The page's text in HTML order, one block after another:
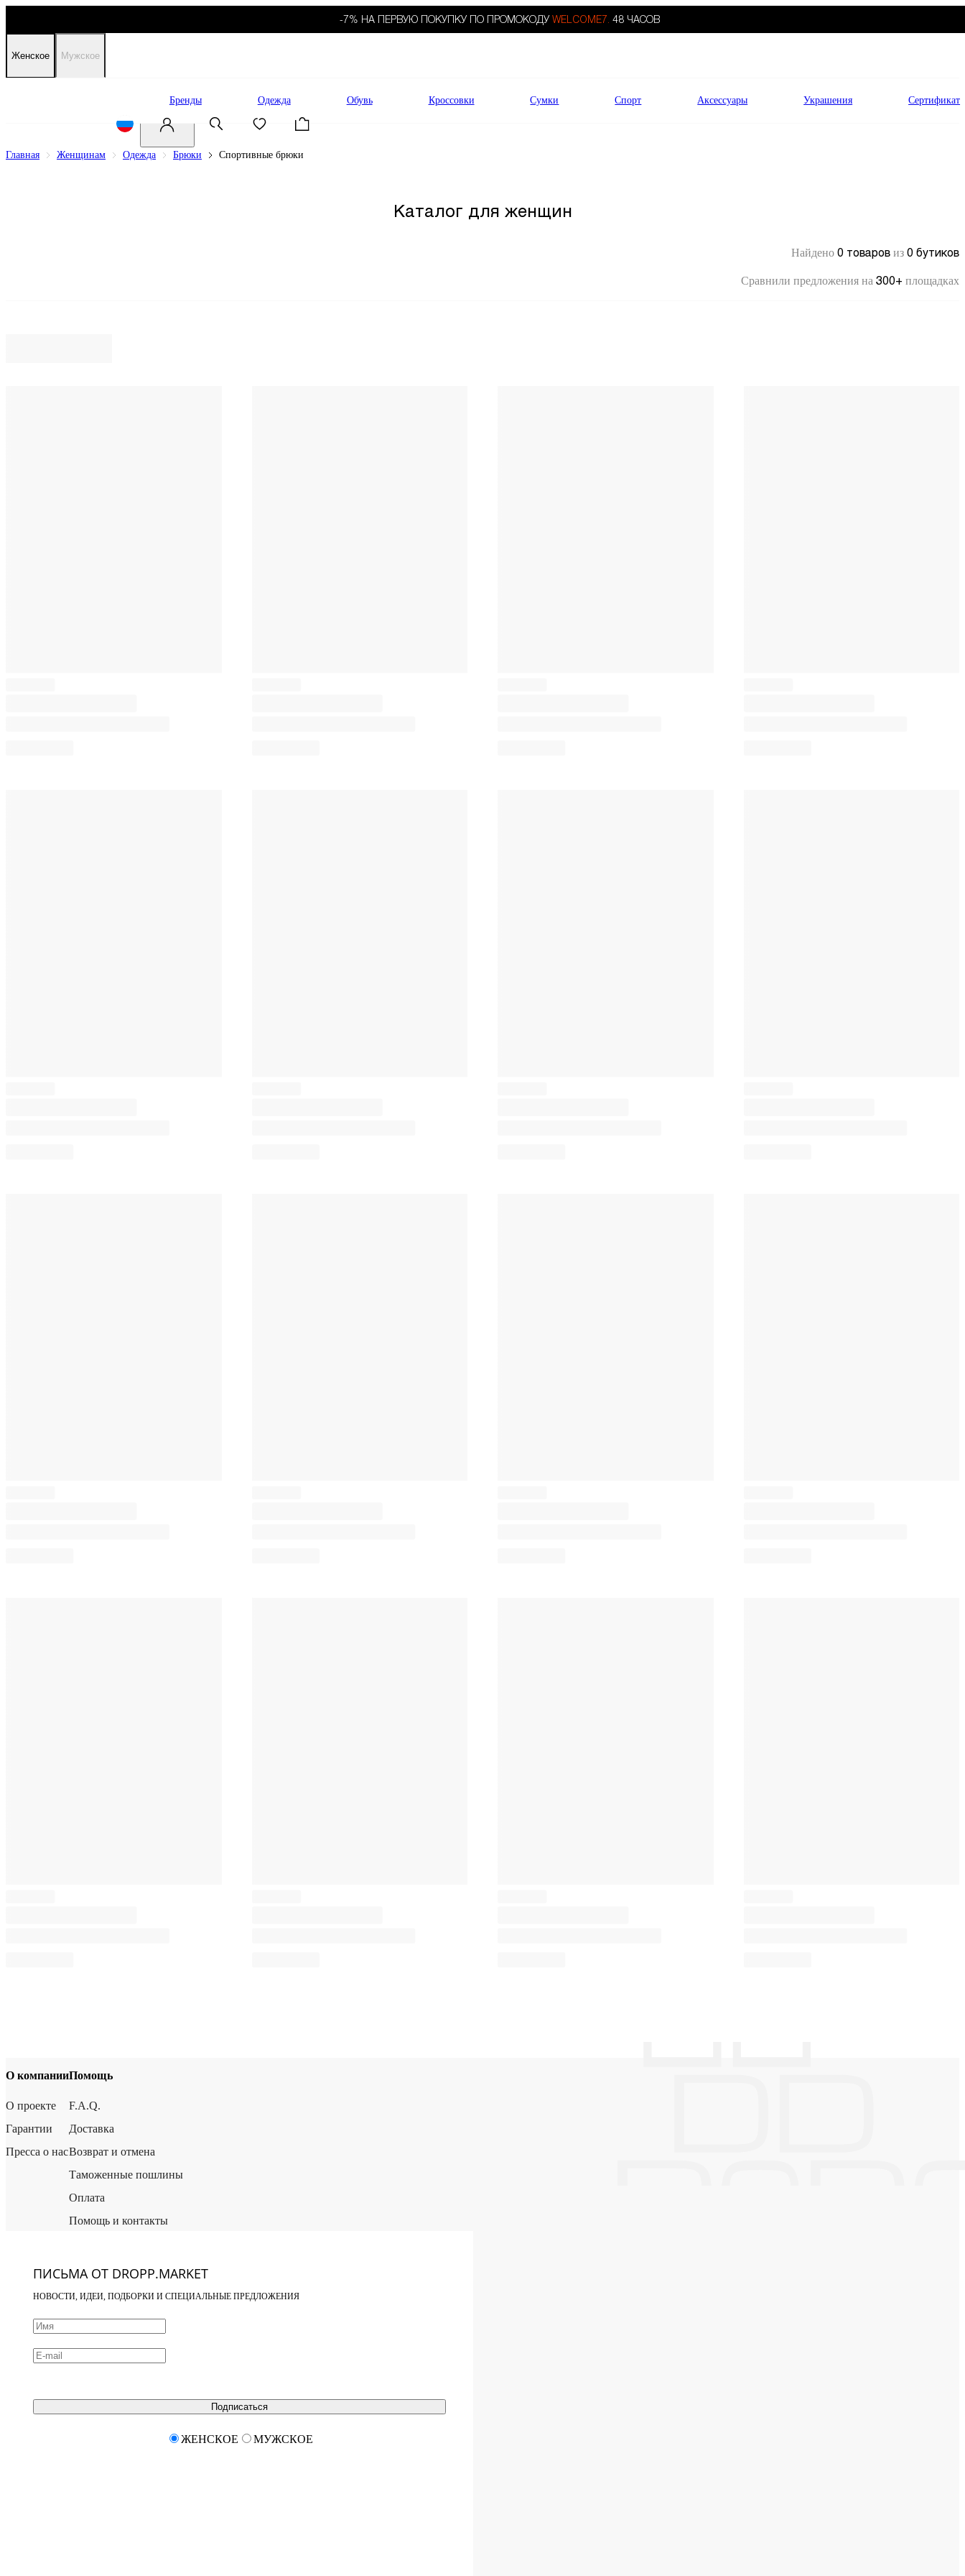
-7% НА ПЕРВУЮ ПОКУПКУ ПО ПРОМОКОДУ WELCOME7. 48 ЧАСОВ
Женское Мужское
Бренды Одежда Обувь Кроссовки Сумки Спорт Аксессуары Украшения Сертификат
Главная Женщинам Одежда Брюки Спортивные брюки
Каталог для женщин
Найдено 0 товаров из 0 бутиков
Сравнили предложения на 300+ площадках
О компании
О проекте
Гарантии
Пресса о нас
Помощь
F.A.Q.
Доставка
Возврат и отмена
Таможенные пошлины
Оплата
Помощь и контакты
ПИСЬМА ОТ DROPP.MARKET
НОВОСТИ, ИДЕИ, ПОДБОРКИ И СПЕЦИАЛЬНЫЕ ПРЕДЛОЖЕНИЯ
Подписаться
ЖЕНСКОЕ МУЖСКОЕ